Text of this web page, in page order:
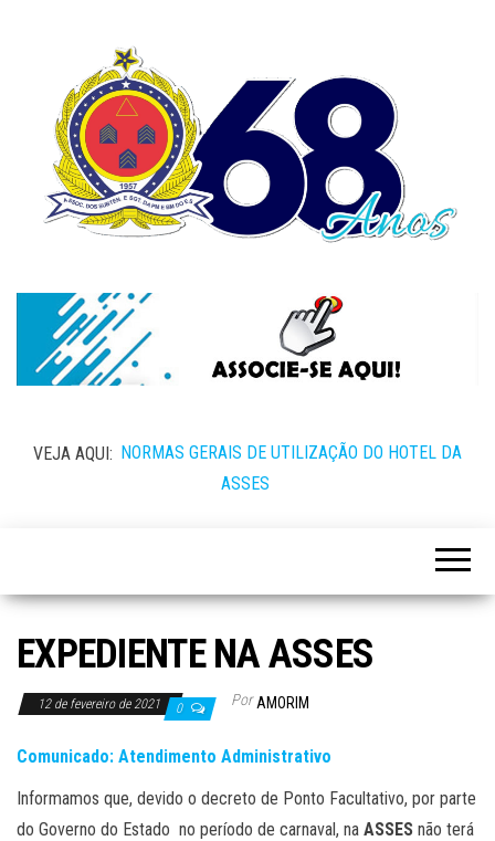
VEJA AQUI: NORMAS GERAIS DE UTILIZAÇÃO DO HOTEL DA
ASSES
EXPEDIENTE NA ASSES
12 de fevereiro de 2021 0 Por AMORIM
Comunicado: Atendimento Administrativo
Informamos que, devido o decreto de Ponto Facultativo, por parte
do Governo do Estado no período de carnaval, na ASSES não terá